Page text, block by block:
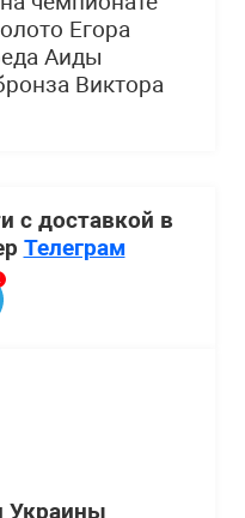
Егора
Аиды
Виктора
с доставкой в
Телеграм
Украины